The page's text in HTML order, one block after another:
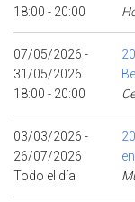
18:00 - 20:00
07/05/2026 -
31/05/2026
18:00 - 20:00
03/03/2026 -
26/07/2026
Todo el día